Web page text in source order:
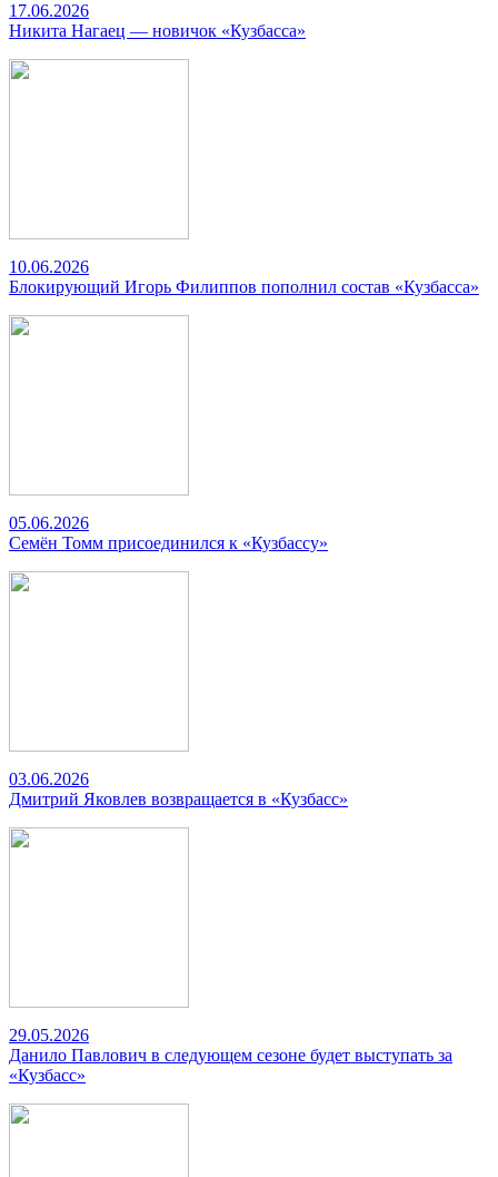
17.06.2026
Никита Нагаец — новичок «Кузбасса»
10.06.2026
Блокирующий Игорь Филиппов пополнил состав «Кузбасса»
05.06.2026
Семён Томм присоединился к «Кузбассу»
03.06.2026
Дмитрий Яковлев возвращается в «Кузбасс»
29.05.2026
Данило Павлович в следующем сезоне будет выступать за
«Кузбасс»